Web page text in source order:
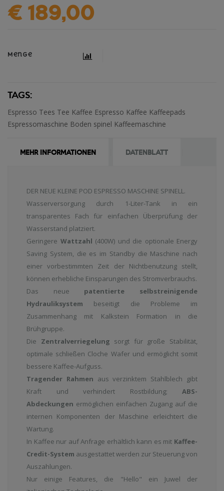
€ 189,00
Menge
TAGS:
Espresso Tees Tee Kaffee Espresso Kaffee Kaffeepads
Espressomaschine Boden spinel Kaffeemaschine
MEHR INFORMATIONEN DATENBLATT
DER NEUE KLEINE POD ESPRESSO MASCHINE SPINELL.
Wasserversorgung durch 1-Liter-Tank in ein
transparentes Fach für einfachen Überprüfung der
Wasserstand platziert.
Geringere Wattzahl (400W) und die optionale Energy
Saving System, die es im Standby die Maschine nach
einer vorbestimmten Zeit der Nichtbenutzung stellt,
können erhebliche Einsparungen des Stromverbrauchs.
Das neue patentierte selbstreinigende
Hydrauliksystem beseitigt die Probleme im
Zusammenhang mit Kalkstein Formation in die
Brühgruppe.
Die Zentralverriegelung sorgt für große Stabilität,
optimale schließen Cloche Wafer und ermöglicht somit
bessere Kaffee-Aufguss.
Tragender Rahmen aus verzinktem Stahlblech gibt
Kraft und verhindert Rostbildung; ABS-
Abdeckungen ermöglichen einfachen Zugang auf die
internen Komponenten der Maschine erleichtert die
Wartung.
In Kaffee nur auf Anfrage erhältlich kann es mit Kaffee-
Credit-System ausgestattet werden zur Steuerung von
Auszahlungen.
Nur einige Features, die "Hello" ein Juwel der